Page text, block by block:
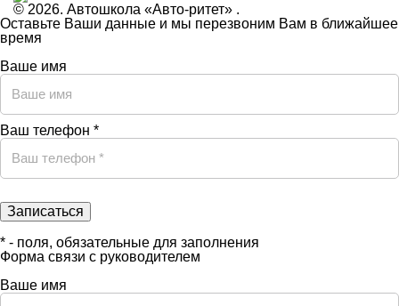
© 2026. Автошкола «Авто-ритет» .
Оставьте Ваши данные и мы перезвоним Вам в ближайшее
время
Ваше имя
Ваш телефон *
* - поля, обязательные для заполнения
Форма связи с руководителем
Ваше имя